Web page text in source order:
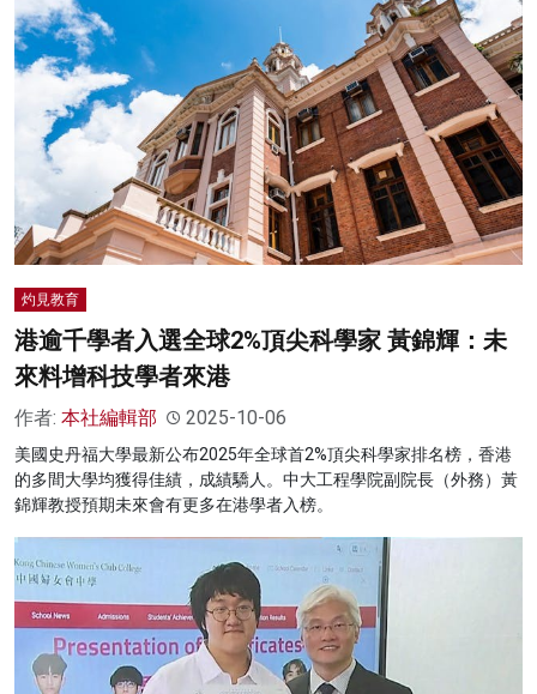
灼見教育
港逾千學者入選全球2%頂尖科學家 黃錦輝：未
來料增科技學者來港
作者: 本社編輯部 2025-10-06
美國史丹福大學最新公布2025年全球首2%頂尖科學家排名榜，香港
的多間大學均獲得佳績，成績驕人。中大工程學院副院長（外務）黃
錦輝教授預期未來會有更多在港學者入榜。